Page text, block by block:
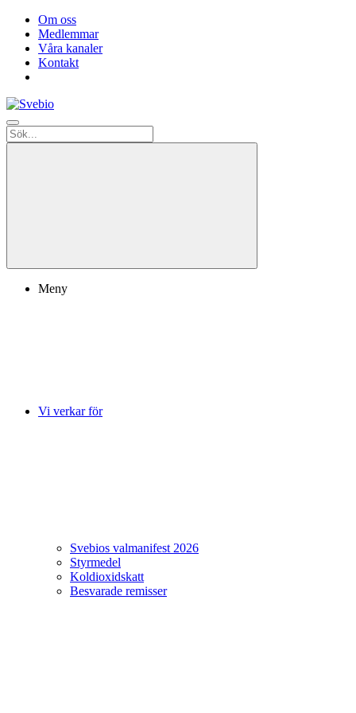
Om oss
Medlemmar
Våra kanaler
Kontakt
Meny
Vi verkar för
Svebios valmanifest 2026
Styrmedel
Koldioxidskatt
Besvarade remisser